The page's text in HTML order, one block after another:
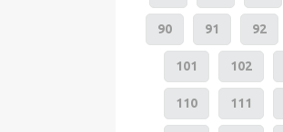
90 91 92
101 102
110 111